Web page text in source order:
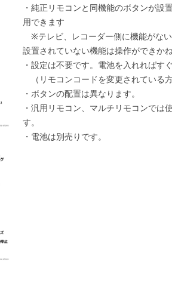
・純正リモコンと同機能のボタンが設
用できます
※テレビ、レコーダー側に機能がな
設置されていない機能は操作ができかね
・設定は不要です。電池を入れればす
（リモコンコードを変更されている
・ボタンの配置は異なります。
・汎用リモコン、マルチリモコンでは
す。
・電池は別売りです。